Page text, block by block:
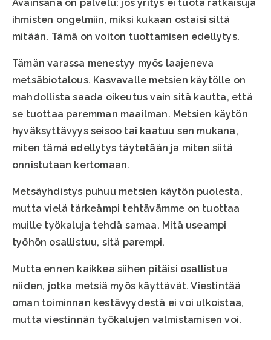
Avainsana on palvelu: jos yritys ei tuota ratkaisuja
ihmisten ongelmiin, miksi kukaan ostaisi siltä
mitään. Tämä on voiton tuottamisen edellytys.
Tämän varassa menestyy myös laajeneva
metsäbiotalous. Kasvavalle metsien käytölle on
mahdollista saada oikeutus vain sitä kautta, että
se tuottaa paremman maailman. Metsien käytön
hyväksyttävyys seisoo tai kaatuu sen mukana,
miten tämä edellytys täytetään ja miten siitä
onnistutaan kertomaan.
Metsäyhdistys puhuu metsien käytön puolesta,
mutta vielä tärkeämpi tehtävämme on tuottaa
muille työkaluja tehdä samaa. Mitä useampi
työhön osallistuu, sitä parempi.
Mutta ennen kaikkea siihen pitäisi osallistua
niiden, jotka metsiä myös käyttävät. Viestintää
oman toiminnan kestävyydestä ei voi ulkoistaa,
mutta viestinnän työkalujen valmistamisen voi.